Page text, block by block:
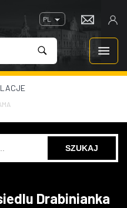
PL
Drabinianka